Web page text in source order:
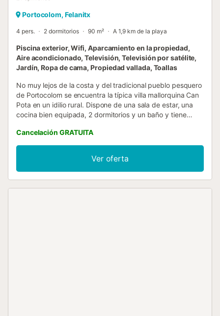
Portocolom, Felanitx
4 pers. 2 dormitorios 90 m² A 1,9 km de la playa
Piscina exterior, Wifi, Aparcamiento en la propiedad,
Aire acondicionado, Televisión, Televisión por satélite,
Jardín, Ropa de cama, Propiedad vallada, Toallas
No muy lejos de la costa y del tradicional pueblo pesquero
de Portocolom se encuentra la típica villa mallorquina Can
Pota en un idilio rural. Dispone de una sala de estar, una
cocina bien equipada, 2 dormitorios y un baño y tiene
ventiladores, chimenea, televisión por satélite, cuna y
trona. El cuidado jardín con piscina es el lugar perfecto
para unas vacaciones relajantes. En la terraza cubierta
podrá disfrutar de una barbacoa mientras disfruta de las
fantásticas vistas, a veces en compañía de las gallinas.
Cancelación GRATUITA
Ver oferta